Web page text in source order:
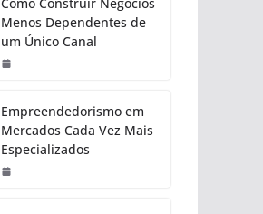
Menos Dependentes de
um Único Canal
Empreendedorismo em
Mercados Cada Vez Mais
Especializados